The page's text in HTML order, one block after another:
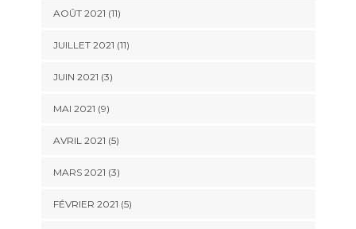
AOÛT 2021 (11)
JUILLET 2021 (11)
JUIN 2021 (3)
MAI 2021 (9)
AVRIL 2021 (5)
MARS 2021 (3)
FÉVRIER 2021 (5)